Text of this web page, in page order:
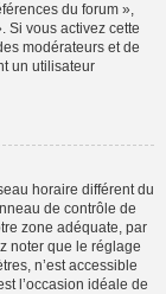
du forum »,
Si vous activez cette
modérateurs et de
un utilisateur
horaire différent du
de contrôle de
zone adéquate, par
noter que le réglage
n’est accessible
l’occasion idéale de